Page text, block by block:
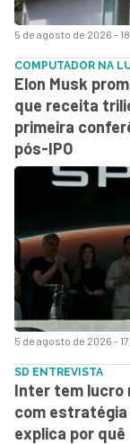
5 de agosto de 2026 -
5 de agosto de 2026 -
COMPUTADOR NA
Elon Musk
que receita
primeira
pós-IPO
SD ENTREVISTA
Inter tem lucro
com estratégia
explica por quê